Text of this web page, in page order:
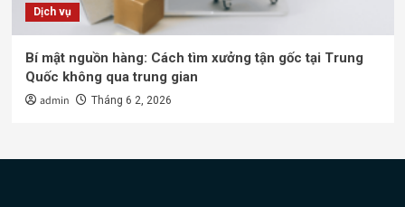
Dịch vụ
Bí mật nguồn hàng: Cách tìm xưởng tận gốc tại Trung
Quốc không qua trung gian
admin Tháng 6 2, 2026